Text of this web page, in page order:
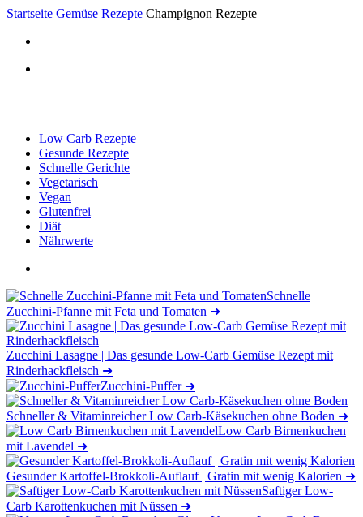
Startseite Gemüse Rezepte Champignon Rezepte
Low Carb Rezepte
Gesunde Rezepte
Schnelle Gerichte
Vegetarisch
Vegan
Glutenfrei
Diät
Nährwerte
Schnelle
Zucchini-Pfanne mit Feta und Tomaten ➜
Zucchini Lasagne | Das gesunde Low-Carb Gemüse Rezept mit
Rinderhackfleisch ➜
Zucchini-Puffer➜
Schneller & Vitaminreicher Low Carb-Käsekuchen ohne Boden ➜
Low Carb Birnenkuchen
mit Lavendel ➜
Gesunder Kartoffel-Brokkoli-Auflauf | Gratin mit wenig Kalorien ➜
Saftiger Low-
Carb Karottenkuchen mit Nüssen ➜